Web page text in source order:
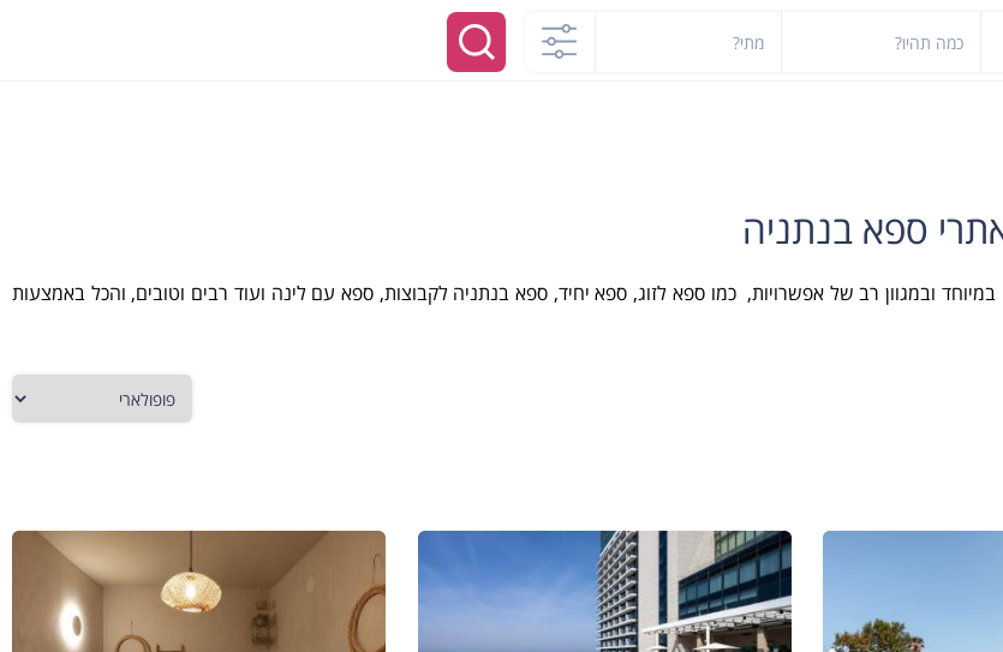
כמה תהיו? מתי?
ספא בנתניה
ובמגוון רב של אפשרויות, כמו ספא לזוג, ספא יחיד, ספא בנתניה לקבוצות, ספא עם לינה ועוד רבים וטובים, והכל באמצעות